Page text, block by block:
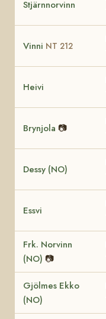
Stjärnnorvinn
Vinni NT 212
Heivi
Brynjola 📷
Dessy (NO)
Essvi
Frk. Norvinn
(NO) 📷
Gjölmes Ekko
(NO)